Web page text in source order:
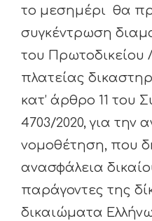
το μεσημέρι θα
συγκέντρωση
του Πρωτοδικείου
πλατείας
κατ’ άρθρο 11 του
4703/2020, για την
νομοθέτηση, που
ανασφάλεια
παράγοντες της
δικαιώματα